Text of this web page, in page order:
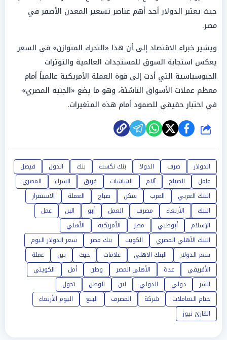
حيث يعتبر الدولار أحد أهم عناصر تسعير المعدن الأصفر في
مصر.
ويشير خبراء الاقتصاد إلى أن هذا «التحرك المتوازن» في السعر
يعكس استجابة السوق للمستجدات العالمية والتوترات
الجيوسياسية التي أدت إلى قوة العملة الأمريكية عالمياً أمام
معظم عملات الأسواق الناشئة، وهو ما يضع «الجنيه المصري»
في اختبار حقيقي للصمود أمام هذه المتغيرات.
شارك
الدولار صرف الدولا بنك نكست بنك الدول
فيصل
عامل
الصباح آلام الشاشات فريق الشراء
المصري
البنك العربي
العرب سكن صباح العملة
الاستقرار
البنك
الأربعاء مصرف العمل أبو البن
عمل
الإسلام
أبوظبي مصر الأمريكية
الأهلي
البنك الأهلي المصري
الكويت بنك مصر
سعر الدولار اليوم
سعر الدولار
البنك الاهلي علامات حيث بين
عملة
الأفريقي
عدة الأهلي المصر وطن أمل
الكويتي
الشر
دولي الدولي لبن الوطن
تحول
ختام التعاملات
شركة المصرف البيع
اليوم الأربعاء
القارئ نيوز